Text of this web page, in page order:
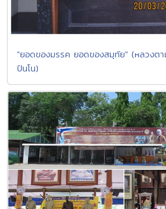
"ยอดของมรรค ยอดของสมุทัย" (หลวง
ปันโน)